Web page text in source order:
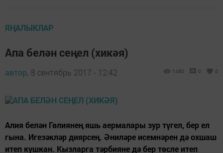
ЯҢАЛЫКЛАР
Апа белән сеңел (хикәя)
автор, 8 сентябрь 2017 - 12:42 1490 0 0
Алия белән Гөлиянең яшь аермалары зур түгел, бер ел
гына. Игезәкләр диярсең. Әниләре исемнәрен дә охшаш
итеп кушкан. Кызларга тәрбияне дә бер төсле итеп